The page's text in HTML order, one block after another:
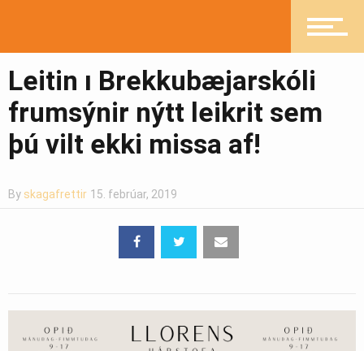
Greinasafn
Ljósmyndasafn
Leitin ı Brekkubæjarskóli
frumsýnir nýtt leikrit sem
þú vilt ekki missa af!
By skagafrettir 15. febrúar, 2019